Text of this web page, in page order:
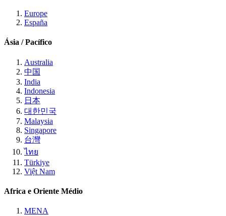
Europe
España
Ásia / Pacífico
Australia
中国
India
Indonesia
日本
대한민국
Malaysia
Singapore
台灣
ไทย
Türkiye
Việt Nam
Africa e Oriente Médio
MENA